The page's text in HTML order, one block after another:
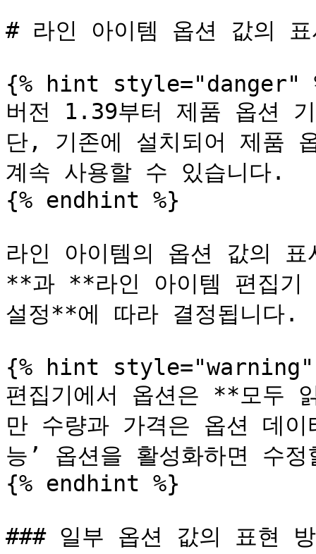
# 라인 아이템 옵션 값의
{% hint style="danger"
버전 1.39부터 제품 옵션
단, 기존에 설치되어 제품
계속 사용할 수 있습니다.
{% endhint %}
라인 아이템의 옵션 값의
**과 **라인 아이템 편집기
설정**에 따라 결정됩니다.
{% hint style="warning"
편집기에서 옵션은 **모두
만 수량과 가격은 옵션 데
능’ 옵션을 활성화하면 수
{% endhint %}
### 일부 옵션 값의 표현